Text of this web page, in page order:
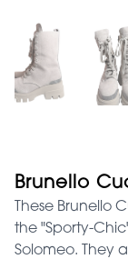
Brunello
These
the "Sporty-
Solomeo. They